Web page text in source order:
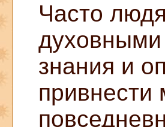
Часто
духовными
знания и